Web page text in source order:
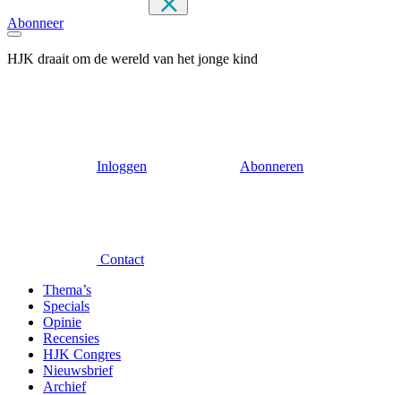
Abonneer
HJK draait om de wereld van het jonge kind
Inloggen Abonneren
Contact
Thema’s
Specials
Opinie
Recensies
HJK Congres
Nieuwsbrief
Archief